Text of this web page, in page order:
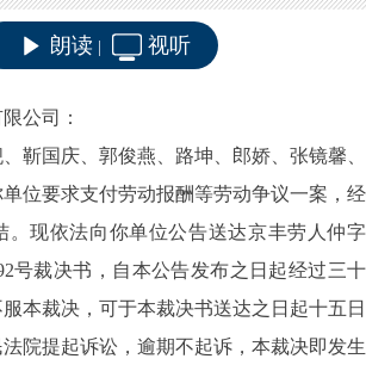
朗读 视听
公司：
靳国庆、郭俊燕、路坤、郎娇、张镜馨、
位要求支付劳动报酬等劳动争议一案，经
。现依法向你单位公告送达京丰劳人仲字
号裁决书，自本公告发布之日起经过三十
本裁决，可于本裁决书送达之日起十五日
院提起诉讼，逾期不起诉，本裁决即发生